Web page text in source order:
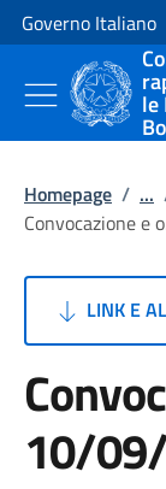
Vai al contenuto
Vai alla navigazione
Governo Italiano
le
Homepage / ...
Convocazione e
LINK E
10/